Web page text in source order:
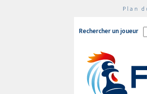
Plan
Rechercher un joueur